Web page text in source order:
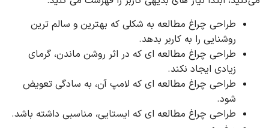
طراحی چراغ مطالعه به شکلی که بهترین و سالم ترین
روشنایی را به کاربر بدهد.
طراحی چراغ مطالعه ای که در اثر روشن ماندن، گرمای
زیادی ایجاد نکند.
طراحی چراغ مطالعه ای که لامپ آن، به سادگی تعویض
شود.
طراحی چراغ مطالعه ای که ایستایی، مناسبی داشته باشد.